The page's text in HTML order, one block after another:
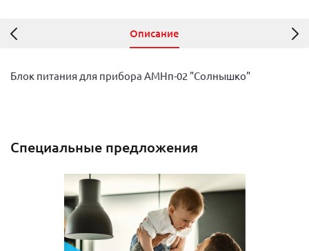
Описание
Блок питания для прибора АМНп-02 "Солнышко"
Специальные предложения